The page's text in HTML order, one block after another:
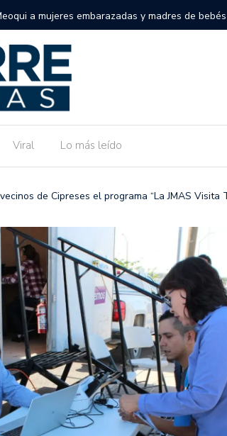
a mujeres embarazadas y madres de
en Lázaro Cárdenas.
Viral Lo más leído
de Cipreses el programa “La JMAS Visita